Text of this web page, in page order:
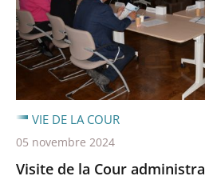
Visite de la Cour
VIE DE LA COUR
05 novembre 2024